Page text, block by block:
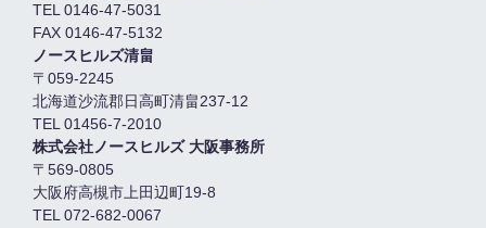
TEL 0146-47-5031
FAX 0146-47-5132
ノースヒルズ清畠
〒059-2245
北海道沙流郡日高町清畠237-12
TEL 01456-7-2010
株式会社ノースヒルズ 大阪事務所
〒569-0805
大阪府高槻市上田辺町19-8
TEL 072-682-0067